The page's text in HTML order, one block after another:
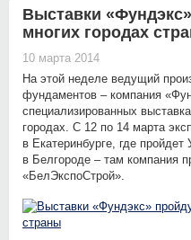
Выставки
многих городах
10 марта 2014
На этой неделе ведущий
фундаментов – компания
специализированных
городах. С 12 по 14 марта
в Екатеринбурге, где
в Белгороде – там компания
«БелЭкспоСтрой».